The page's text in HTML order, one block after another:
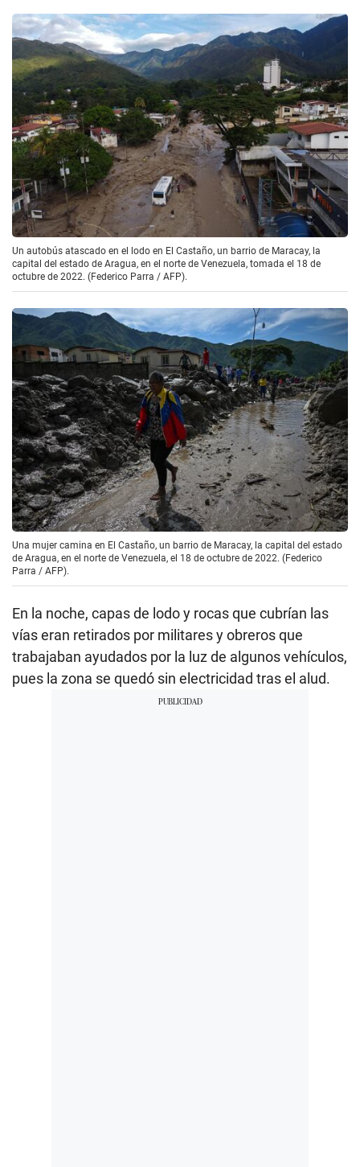
Un autobús atascado en el lodo en El Castaño, un barrio de Maracay, la
capital del estado de Aragua, en el norte de Venezuela, tomada el 18 de
octubre de 2022. (Federico Parra / AFP).
Una mujer camina en El Castaño, un barrio de Maracay, la capital del estado
de Aragua, en el norte de Venezuela, el 18 de octubre de 2022. (Federico
Parra / AFP).
En la noche, capas de lodo y rocas que cubrían las
vías eran retirados por militares y obreros que
trabajaban ayudados por la luz de algunos vehículos,
pues la zona se quedó sin electricidad tras el alud.